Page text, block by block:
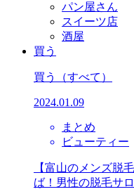
パン屋さん
スイーツ店
酒屋
買う
買う （すべて）
2024.01.09
まとめ
ビューティー
【富山のメンズ脱
ば！男性の脱毛サ